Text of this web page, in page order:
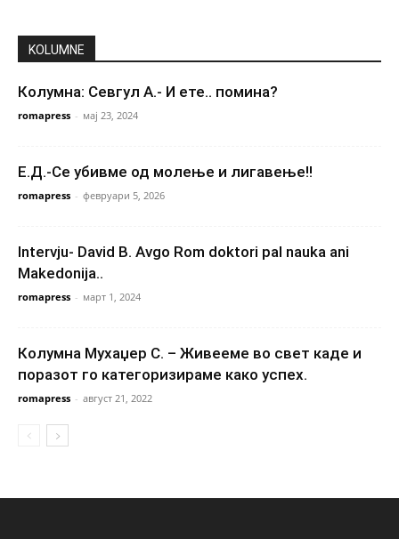
KOLUMNE
Колумна: Севгул А.- И ете.. помина?
romapress - мај 23, 2024
Е.Д.-Се убивме од молење и лигавење!!
romapress - февруари 5, 2026
Intervju- David B. Avgo Rom doktori pal nauka ani
Makedonija..
romapress - март 1, 2024
Колумна Мухаџер С. – Живееме во свет каде и
поразот го категоризираме како успех.
romapress - август 21, 2022